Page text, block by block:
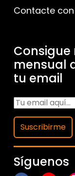
Contacte
Consigue
mensual
tu email
Suscribirme
Síguenos